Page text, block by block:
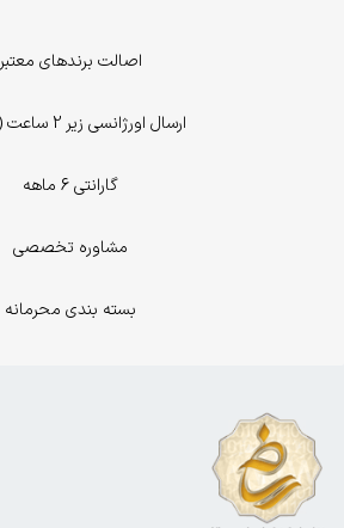
اصالت برندهای معتبر
ارسال اورژانسی زیر 2 ساعت (تهران)
گارانتی 6 ماهه
مشاوره تخصصی
بسته بندی محرمانه